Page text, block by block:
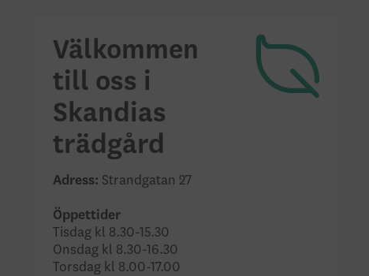
Välkommen
till oss i
Skandias
trädgård
Adress: Strandgatan 27
Öppettider
Tisdag kl 8.30-15.30
Onsdag kl 8.30-16.30
Torsdag kl 8.00-17.00